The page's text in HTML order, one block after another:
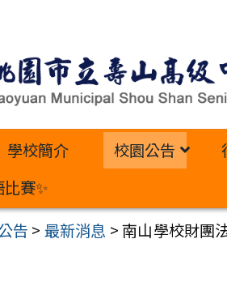
學校簡介 校園公告
賽✨
告 > 最新消息 >南山學校財團